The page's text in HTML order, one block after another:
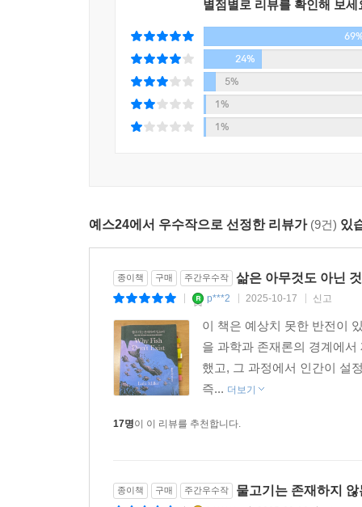
〈물고기는 존재하지 않는다〉는 파괴와 상실 이
좀 더 명료하게 바라볼 수 있도록 혼돈 속에서 모
물고기가 존재하지 않는다면, 우리는 또 무엇을
물고기를 포기할 때 나는 과학 자체에도 오류가
파괴도 많이 일으킬 수 있는 무딘 도구라는 것을 깨
생각을 자극시켜 감춰진 삶의 진실을 깨닫게 하는
“정말 매력적인 책. 밀러가 어찌나 매혹적으로 이
“완전히 넋을 잃을 정도로 매혹적인 책.” _〈오프라
“책의 모양을 한 작은 경이.” _〈더 내셔널 북 리뷰〉
“교묘하다. 독특하고 경이로운 책!” _〈커커스 리뷰
_〈라이브러리 저널〉
별점별로 리뷰를 확인해 보세
24%
5%
1%
1%
예스24에서 우수작으로 선정한 리뷰가 (9건) 있
종이책 구매 주간우수작 삶은 아무것도 아닌
p***2 2025-10-17 신고
이 책은 예상치 못한 반전이
을 과학과 존재론의 경계에서
했고, 그 과정에서 인간이 설
즉... 더보기
17명이 이 리뷰를 추천합니다.
종이책 구매 주간우수작 물고기는 존재하지 않